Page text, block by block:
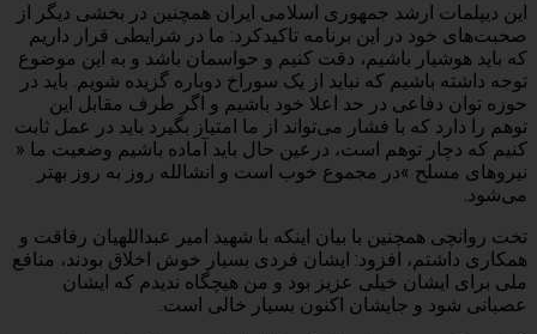
این دیپلمات ارشد جمهوری اسلامی ایران همچنین در بخشی دیگر از
صحبت‌های خود در این برنامه تاکیدکرد: ما در شرایطی قرار داریم
که باید هوشیار باشیم، دقت کنیم و حواسمان باشد و به این موضوع
توجه داشته باشیم که نباید از یک سوراخ دوباره گزیده شویم. باید در
حوزه توان دفاعی در حد اعلا خود باشیم و اگر طرف مقابل این
توهم را دارد که با فشار می‌تواند از ما امتیاز بگیرد باید در عمل ثابت
کنیم که دچار توهم است، درعین حال باید آماده باشیم وضعیت ما «
نیروهای مسلح »در مجموع خوب است و انشالله روز به روز بهتر
می‌شود.
تخت روانچی همچنین با بیان اینکه با شهید امیر عبداللهیان رفاقت و
همکاری داشتم، افزود: ایشان فردی بسیار خوش اخلاق بودند، منافع
ملی برای ایشان خیلی عزیز بود و من هیچگاه ندیدم که ایشان
عصبانی شود و جایشان اکنون بسیار خالی است.